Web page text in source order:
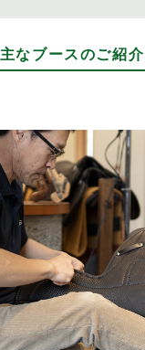
主なブースのご紹介